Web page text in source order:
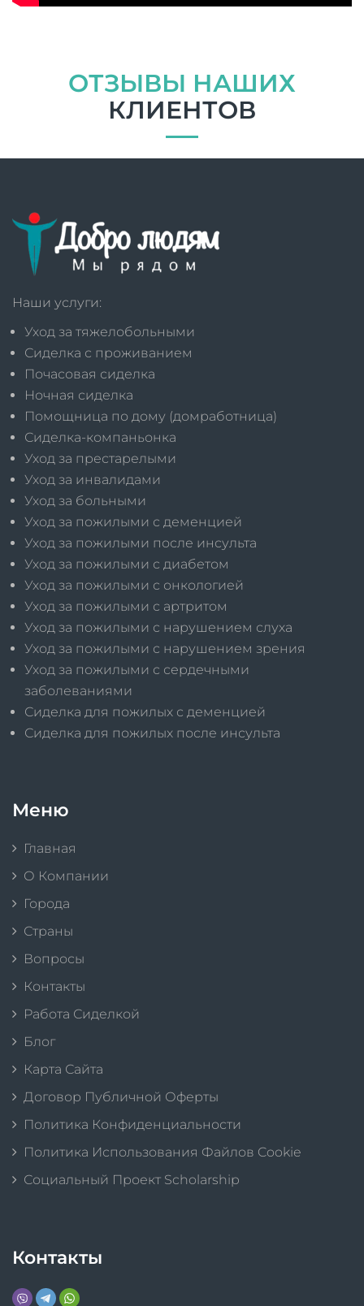
ОТЗЫВЫ НАШИХ
КЛИЕНТОВ
Наши услуги:
Уход за тяжелобольными
Сиделка с проживанием
Почасовая сиделка
Ночная сиделка
Помощница по дому (домработница)
Сиделка-компаньонка
Уход за престарелыми
Уход за инвалидами
Уход за больными
Уход за пожилыми с деменцией
Уход за пожилыми после инсульта
Уход за пожилыми с диабетом
Уход за пожилыми с онкологией
Уход за пожилыми с артритом
Уход за пожилыми с нарушением слуха
Уход за пожилыми с нарушением зрения
Уход за пожилыми с сердечными
заболеваниями
Сиделка для пожилых с деменцией
Сиделка для пожилых после инсульта
Меню
Главная
О Компании
Города
Страны
Вопросы
Контакты
Работа Сиделкой
Блог
Карта Сайта
Договор Публичной Оферты
Политика Конфиденциальности
Политика Использования Файлов Cookie
Социальный Проект Scholarship
Контакты